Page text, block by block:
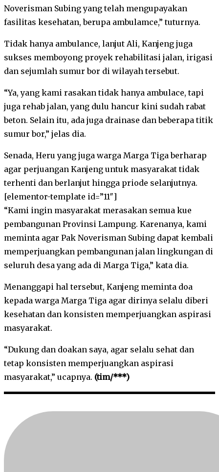
Noverisman Subing yang telah mengupayakan
fasilitas kesehatan, berupa ambulamce,” tuturnya.
Tidak hanya ambulance, lanjut Ali, Kanjeng juga
sukses memboyong proyek rehabilitasi jalan, irigasi
dan sejumlah sumur bor di wilayah tersebut.
“Ya, yang kami rasakan tidak hanya ambulace, tapi
juga rehab jalan, yang dulu hancur kini sudah rabat
beton. Selain itu, ada juga drainase dan beberapa titik
sumur bor,” jelas dia.
Senada, Heru yang juga warga Marga Tiga berharap
agar perjuangan Kanjeng untuk masyarakat tidak
terhenti dan berlanjut hingga priode selanjutnya.
[elementor-template id=”11″]
“Kami ingin masyarakat merasakan semua kue
pembangunan Provinsi Lampung. Karenanya, kami
meminta agar Pak Noverisman Subing dapat kembali
memperjuangkan pembangunan jalan lingkungan di
seluruh desa yang ada di Marga Tiga,” kata dia.
Menanggapi hal tersebut, Kanjeng meminta doa
kepada warga Marga Tiga agar dirinya selalu diberi
kesehatan dan konsisten memperjuangkan aspirasi
masyarakat.
“Dukung dan doakan saya, agar selalu sehat dan
tetap konsisten memperjuangkan aspirasi
masyarakat,” ucapnya. (tim/***)